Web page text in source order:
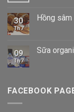
30
Th7
Hồng
09
Th7
Sữa
FACEBOOK